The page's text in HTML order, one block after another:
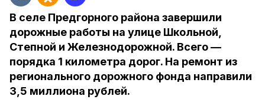
В селе Предгорного района завершили
дорожные работы на улице Школьной,
Степной и Железнодорожной. Всего —
порядка 1 километра дорог. На ремонт из
регионального дорожного фонда направили
3,5 миллиона рублей.